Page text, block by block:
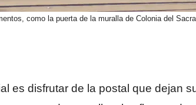
como la puerta de la muralla de Colonia del
es disfrutar de la postal que dejan